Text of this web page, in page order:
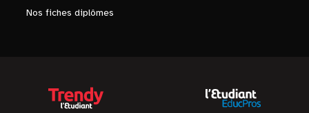
Nos fiches diplômes